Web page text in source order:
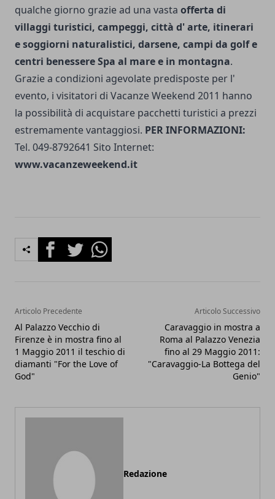
qualche giorno grazie ad una vasta offerta di
villaggi turistici, campeggi, città d' arte, itinerari
e soggiorni naturalistici, darsene, campi da golf e
centri benessere Spa al mare e in montagna.
Grazie a condizioni agevolate predisposte per l'
evento, i visitatori di Vacanze Weekend 2011 hanno
la possibilità di acquistare pacchetti turistici a prezzi
estremamente vantaggiosi. PER INFORMAZIONI:
Tel. 049-8792641 Sito Internet:
www.vacanzeweekend.it
FacebookTwitterWhatsapp
Articolo Precedente
Al Palazzo Vecchio di
Firenze è in mostra fino al
1 Maggio 2011 il teschio di
diamanti "For the Love of
God"
Articolo Successivo
Caravaggio in mostra a
Roma al Palazzo Venezia
fino al 29 Maggio 2011:
"Caravaggio-La Bottega del
Genio"
Redazione